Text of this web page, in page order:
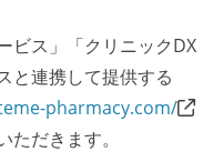
ビス」「クリニックDX
と連携して提供する
pharmacy.com/
だきます。